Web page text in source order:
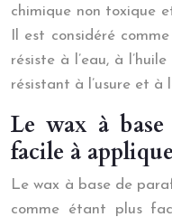
chimique non toxique
Il est considéré
résiste à l’eau, à
résistant à l’usure et à
Le wax à
facile à
Le wax à base de
comme étant plus